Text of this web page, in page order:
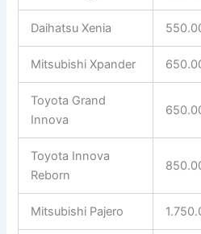
Daihatsu Xenia
Mitsubishi Xpander
Toyota Grand
Innova
Toyota Innova
Reborn
Mitsubishi Pajero